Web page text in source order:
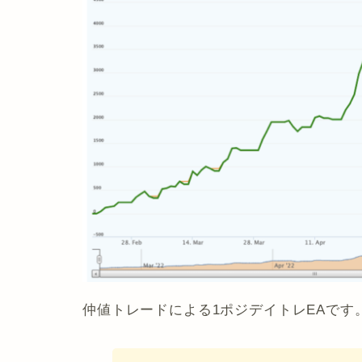
仲値トレードによる1ポジデイトレEAです